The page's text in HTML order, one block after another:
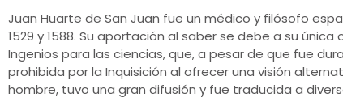
Juan Huarte de San Juan fue un médico y filósofo
1529 y 1588. Su aportación al saber se debe a su única
Ingenios para las ciencias, que, a pesar de que fue
prohibida por la Inquisición al ofrecer una visión
hombre, tuvo una gran difusión y fue traducida a